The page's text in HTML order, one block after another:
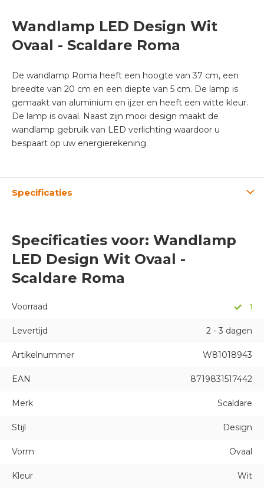
Wandlamp LED Design Wit
Ovaal - Scaldare Roma
De wandlamp Roma heeft een hoogte van 37 cm, een
breedte van 20 cm en een diepte van 5 cm. De lamp is
gemaakt van aluminium en ijzer en heeft een witte kleur.
De lamp is ovaal. Naast zijn mooi design maakt de
wandlamp gebruik van LED verlichting waardoor u
bespaart op uw energierekening.
Specificaties
Specificaties voor: Wandlamp
LED Design Wit Ovaal -
Scaldare Roma
Voorraad 1
Levertijd 2 - 3 dagen
Artikelnummer W81018943
EAN 8719831517442
Merk Scaldare
Stijl Design
Vorm Ovaal
Kleur Wit